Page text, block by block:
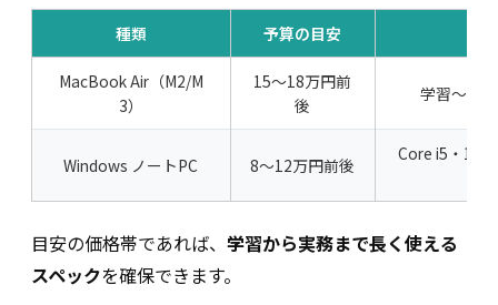
種類 予算の目安
MacBook Air（M2/M
3）
15〜18万円前
後
学習〜実
Windows ノートPC 8〜12万円前後
Core i5・
目安の価格帯であれば、 学習から実務まで長く使える
スペックを確保できます。